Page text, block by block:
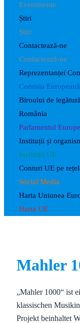
Evenimente
Știri
Știri
Contactează-ne
Contactează-ne
Reprezentanței
Comisia Europeană
Biroului de
România
Parlamentul
Instituții și
Instituții UE
Conturi UE pe
Social Media
Harta Uniunea
Harta UE
Mahler
„Mahler 1000“ ist
klassischen
Projekt beinhaltet